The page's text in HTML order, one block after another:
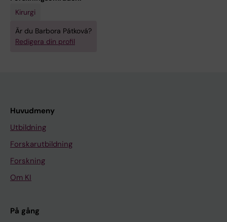
Kirurgi
Är du Barbora Pátková?
Redigera din profil
Huvudmeny
Utbildning
Forskarutbildning
Forskning
Om KI
På gång